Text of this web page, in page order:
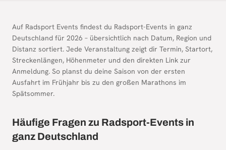
Auf Radsport Events findest du Radsport-Events in ganz
Deutschland für 2026 – übersichtlich nach Datum, Region und
Distanz sortiert. Jede Veranstaltung zeigt dir Termin, Startort,
Streckenlängen, Höhenmeter und den direkten Link zur
Anmeldung. So planst du deine Saison von der ersten
Ausfahrt im Frühjahr bis zu den großen Marathons im
Spätsommer.
Häufige Fragen zu Radsport-Events in
ganz Deutschland